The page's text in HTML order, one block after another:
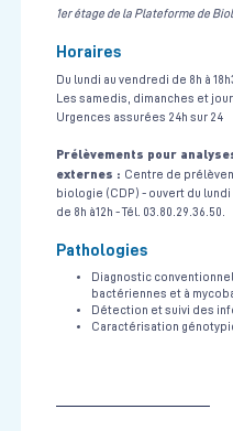
1er étage de la Plateforme de
Horaires
Du lundi au vendredi de 8h à
Les samedis, dimanches et
Urgences assurées 24h sur 24
Prélèvements pour
externes : Centre de
biologie (CDP) - ouvert du lundi
de 8h à12h - Tél. 03.80.29.36.50.
Pathologies
Diagnostic
bactériennes et à
Détection et suivi des
Caractérisation